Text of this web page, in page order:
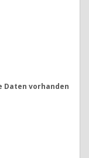
Daten vorhanden